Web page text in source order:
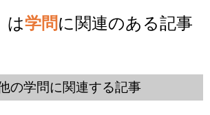
は学問に関連のある記事
の学問に関連する記事